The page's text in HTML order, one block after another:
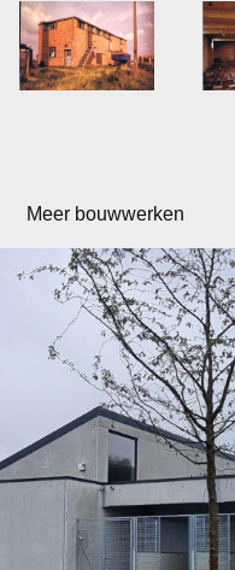
Meer bouwwerken